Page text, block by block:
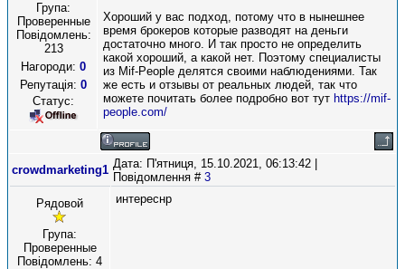
Група:
Проверенные
Повідомлень:
213
Нагороди: 0
Репутація: 0
Статус:
Хороший у вас подход, потому что в нынешнее
время брокеров которые разводят на деньги
достаточно много. И так просто не определить
какой хороший, а какой нет. Поэтому специалисты
из Mif-People делятся своими наблюдениями. Так
же есть и отзывы от реальных людей, так что
можете почитать более подробно вот тут https://mif-
people.com/
crowdmarketing1 Дата: П'ятниця, 15.10.2021, 06:13:42 |
Повідомлення # 3
Рядовой
Група:
Проверенные
Повідомлень: 4
интереснр